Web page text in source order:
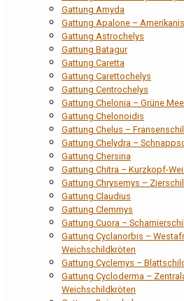
Gattung Amyda
Gattung Apalone –
Gattung Astrochelys
Gattung Batagur
Gattung Caretta
Gattung Carettochelys
Gattung Centrochelys
Gattung Chelonia – Grüne
Gattung Chelonoidis
Gattung Chelus –
Gattung Chelydra –
Gattung Chersina
Gattung Chitra – Kurzkopf-
Gattung Chrysemys –
Gattung Claudius
Gattung Clemmys
Gattung Cuora –
Gattung Cyclanorbis –
Weichschildkröten
Gattung Cyclemys –
Gattung Cycloderma –
Weichschildkröten